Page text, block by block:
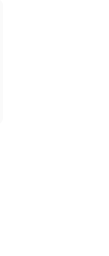
do Palmeiras sente
e vira dúvida para
no Mundial